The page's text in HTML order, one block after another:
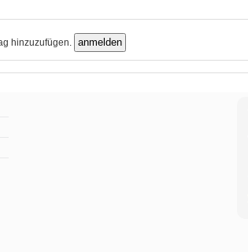
hinzuzufügen.